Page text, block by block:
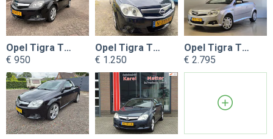
Opel Tigra TwinTop
€ 950
Opel Tigra TwinTop
€ 1.250
Opel Tigra TwinTop
€ 2.795